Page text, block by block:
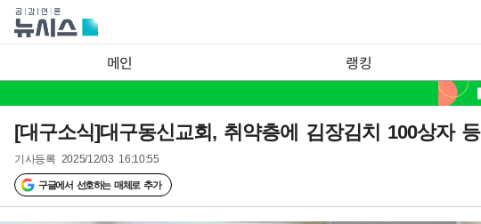
메인 랭킹
[대구소식]대구동신교회, 취약층에 김장김치 100상자 등
기사등록 2025/12/03 16:10:55
구글에서 선호하는 매체로 추가